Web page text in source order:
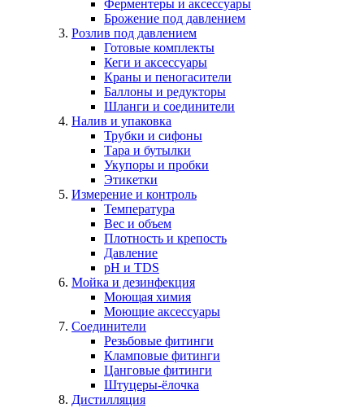
Ферментеры и аксессуары
Брожение под давлением
Розлив под давлением
Готовые комплекты
Кеги и аксессуары
Краны и пеногасители
Баллоны и редукторы
Шланги и соединители
Налив и упаковка
Трубки и сифоны
Тара и бутылки
Укупоры и пробки
Этикетки
Измерение и контроль
Температура
Вес и объем
Плотность и крепость
Давление
pH и TDS
Мойка и дезинфекция
Моющая химия
Моющие аксессуары
Соединители
Резьбовые фитинги
Кламповые фитинги
Цанговые фитинги
Штуцеры-ёлочка
Дистилляция